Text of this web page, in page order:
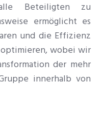
Beteiligten zu
ermöglicht es
und die Effizienz
optimieren, wobei wir
der mehr
innerhalb von